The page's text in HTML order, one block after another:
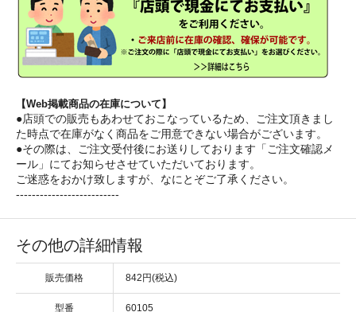
【Web掲載商品の在庫について】
●店頭での販売もあわせておこなっているため、ご注文頂きまし
た時点で在庫がなく商品をご用意できない場合がございます。
●その際は、ご注文受付後にお送りしております「ご注文確認メ
ール」にてお知らせさせていただいております。
ご迷惑をおかけ致しますが、なにとぞご了承ください。
--------------------------
その他の詳細情報
販売価格 842円(税込)
型番 60105